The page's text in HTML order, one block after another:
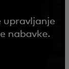
upravljanje
nabavke.